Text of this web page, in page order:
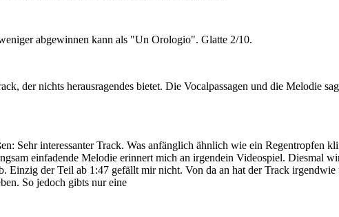
abgewinnen kann als "Un Orologio". Glatte 2/10.
der nichts herausragendes bietet. Die Vocalpassagen und die Melodie
Sehr interessanter Track. Was anfänglich ähnlich wie ein Regentropfen
einfadende Melodie erinnert mich an irgendein Videospiel. Diesmal
Einzig der Teil ab 1:47 gefällt mir nicht. Von da an hat der Track
So jedoch gibts nur eine